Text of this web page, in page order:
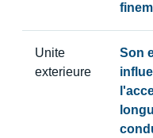
Unite
exterieure
Son